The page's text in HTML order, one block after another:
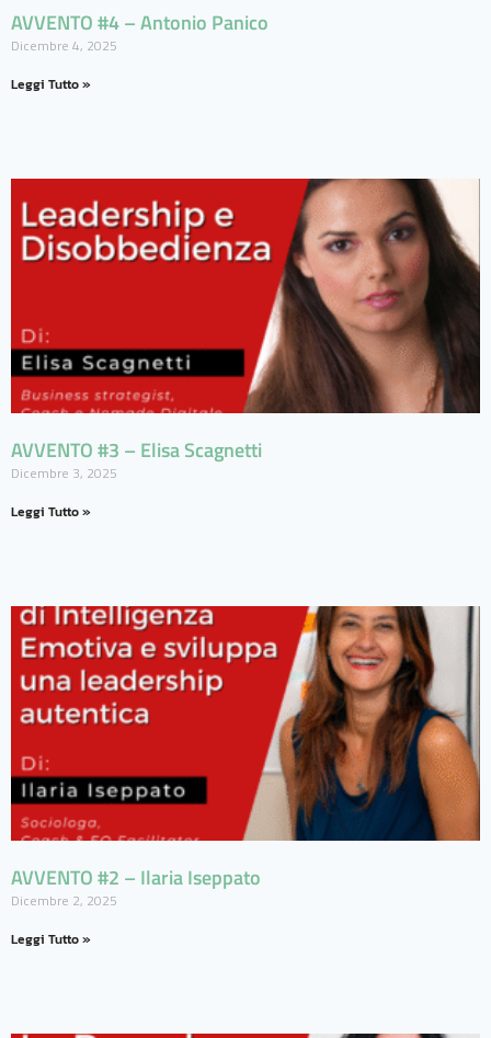
AVVENTO #4 – Antonio Panico
Dicembre 4, 2025
Leggi Tutto »
AVVENTO #3 – Elisa Scagnetti
Dicembre 3, 2025
Leggi Tutto »
AVVENTO #2 – Ilaria Iseppato
Dicembre 2, 2025
Leggi Tutto »